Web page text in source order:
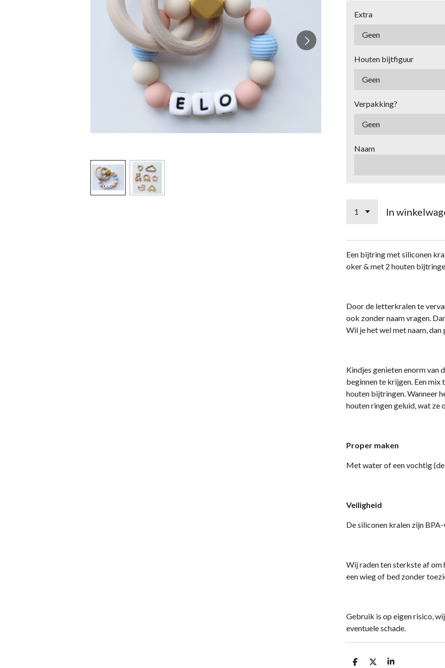
Extra
Houten bijtfiguur
Verpakking?
Naam
In
Een bijtring met siliconen
oker & met 2 houten
Door de letterkralen te
ook zonder naam vragen.
Wil je het wel met naam,
Kindjes genieten enorm van
beginnen te krijgen. Een mix
houten bijtringen. Wanneer
houten ringen geluid, wat ze
Proper maken
Met water of een vochtig
Veiligheid
De siliconen kralen zijn
Wij raden ten sterkste af
een wieg of bed zonder
Gebruik is op eigen risico,
eventuele schade.
D D S